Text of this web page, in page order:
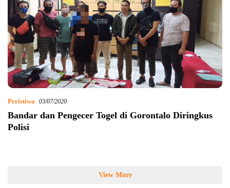
Peristiwa 03/07/2020
Bandar dan Pengecer Togel di Gorontalo Diringkus
Polisi
View More